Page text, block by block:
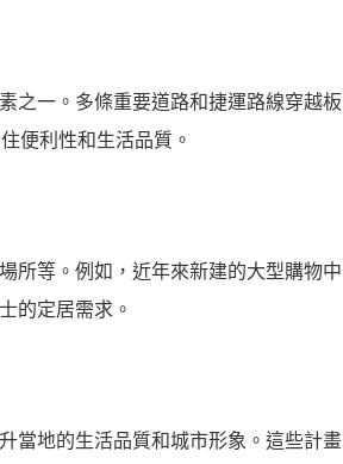
之一。多條重要道路和捷運路線穿越板
便利性和生活品質。
所等。例如，近年來新建的大型購物中
的定居需求。
當地的生活品質和城市形象。這些計畫